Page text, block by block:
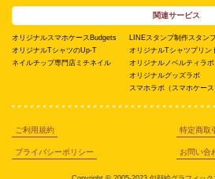
関連サービス
オリジナルスマホケースBudgets
オリジナルTシャツのUp-T
ネイルチップ専門店ミチネイル
LINEスタンプ制作スタン
オリジナルTシャツプリン
オリジナルノベルティラボ
オリジナルグッズラボ
スマホラボ（スマホケース
ご利用規約 特定商取
プライバシーポリシー お問い合